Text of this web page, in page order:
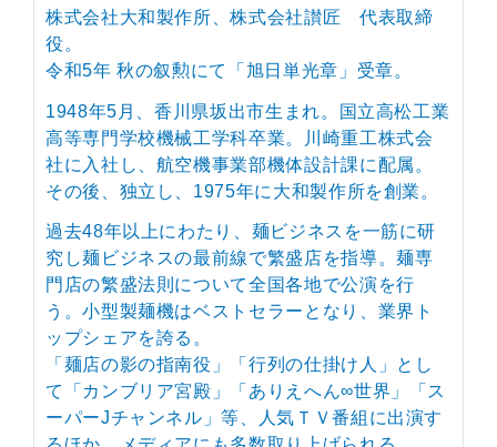
株式会社大和製作所、株式会社讃匠 代表取締
役。
令和5年 秋の叙勲にて「旭日単光章」受章。
1948年5月、香川県坂出市生まれ。国立高松工業
高等専門学校機械工学科卒業。川崎重工株式会
社に入社し、航空機事業部機体設計課に配属。
その後、独立し、1975年に大和製作所を創業。
過去48年以上にわたり、麺ビジネスを一筋に研
究し麺ビジネスの最前線で繁盛店を指導。麺専
門店の繁盛法則について全国各地で公演を行
う。小型製麺機はベストセラーとなり、業界ト
ップシェアを誇る。
「麺店の影の指南役」「行列の仕掛け人」とし
て「カンブリア宮殿」「ありえへん∞世界」「ス
ーパーJチャンネル」等、人気ＴＶ番組に出演す